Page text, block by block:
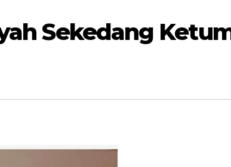
Sekedang